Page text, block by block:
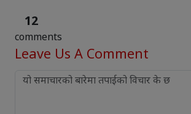
12
comments
Leave Us A Comment